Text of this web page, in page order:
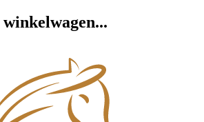
winkelwagen...